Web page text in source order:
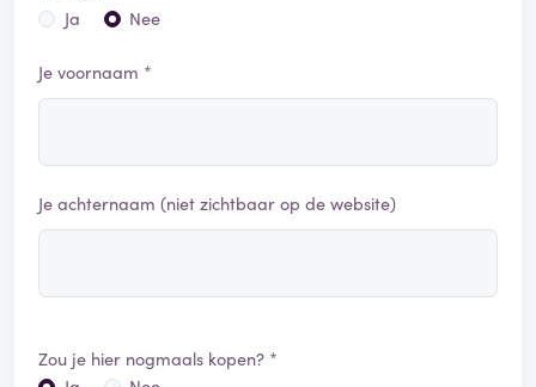
Ja
Nee
Je voornaam *
Je achternaam (niet zichtbaar op de website)
Zou je hier nogmaals kopen? *